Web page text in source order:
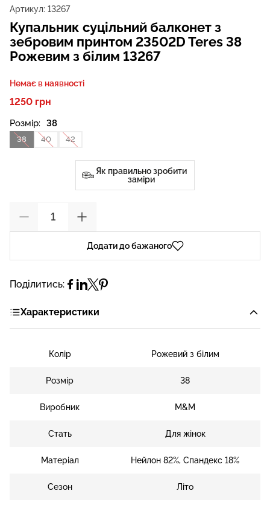
Артикул: 13267
Купальник суцільний балконет з
зебровим принтом 23502D Teres 38
Рожевим з білим 13267
Немає в наявності
1250 грн
Розмір: 38
38 40 42
Як правильно зробити
заміри
Додати до бажаного
Поділитись:
Характеристики
Колір Рожевий з білим
Розмір 38
Виробник M&M
Стать Для жінок
Матеріал Нейлон 82%, Спандекс 18%
Сезон Літо